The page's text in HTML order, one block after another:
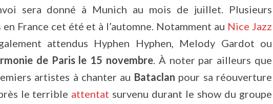
sera donné à Munich au mois de juillet. Plusieurs
France cet été et à l’automne. Notamment au Nice Jazz
attendus Hyphen Hyphen, Melody Gardot ou
de Paris le 15 novembre. À noter par ailleurs que
artistes à chanter au Bataclan pour sa réouverture
le terrible attentat survenu durant le show du groupe